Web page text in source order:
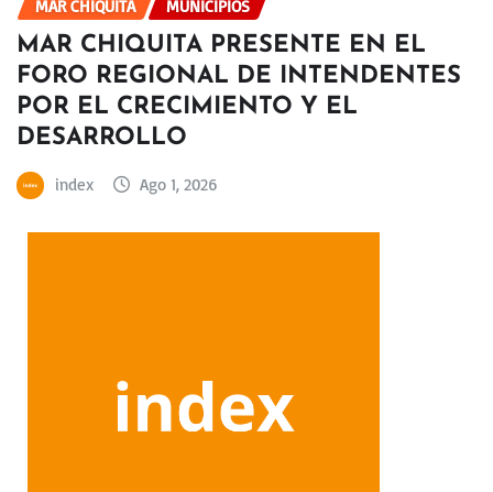
MAR CHIQUITA MUNICIPIOS
MAR CHIQUITA PRESENTE EN EL
FORO REGIONAL DE INTENDENTES
POR EL CRECIMIENTO Y EL
DESARROLLO
index Ago 1, 2026